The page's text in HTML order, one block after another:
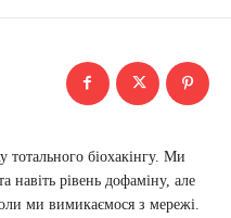
тотального біохакінгу. Ми
навіть рівень дофаміну, але
ми вимикаємося з мережі.